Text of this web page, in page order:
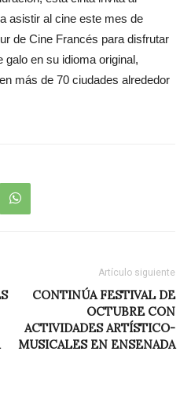
asistir al cine este mes de
de Cine Francés para disfrutar
en su idioma original,
más de 70 ciudades alrededor
Artículo siguiente
CONTINÚA FESTIVAL DE
OCTUBRE CON
ACTIVIDADES ARTÍSTICO-
MUSICALES EN ENSENADA